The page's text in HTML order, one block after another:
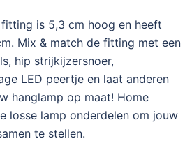
is 5,3 cm hoog en heeft
Mix & match de fitting met een
hip strijkijzersnoer,
LED peertje en laat anderen
hanglamp op maat! Home
losse lamp onderdelen om jouw
te stellen.